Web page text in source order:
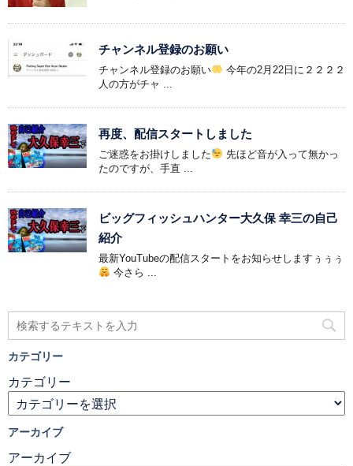
チャンネル登録のお願い
チャンネル登録のお願い
今年の2月22日に２２２２
人の方がチャ ...
再度、配信スタートしました
ご迷惑をお掛けしました
先ほど音が入って無かっ
たのですが、手直 ...
ビッグフィッシュハンター大久保 幸三の自己
紹介
最新YouTubeの配信スタートをお知らせしますぅぅぅ
今さら ...
カテゴリー
カテゴリー
アーカイブ
アーカイブ